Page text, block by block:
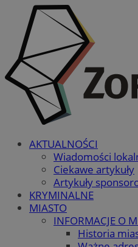
AKTUALNOŚCI
Wiadomości
Ciekawe artykuły
Artykuły
KRYMINALNE
MIASTO
INFORMACJE O
Historia